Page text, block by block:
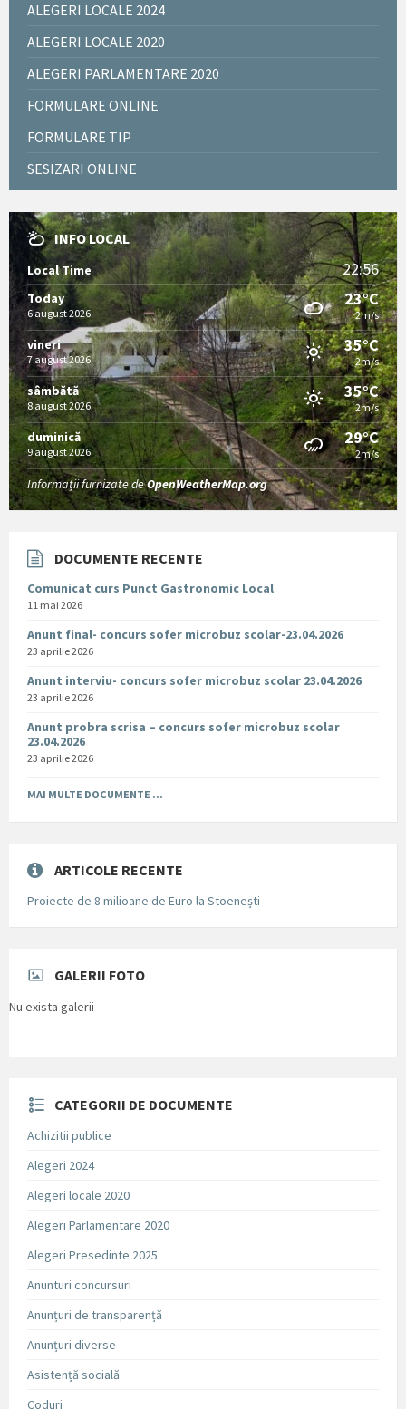
ALEGERI LOCALE 2024
ALEGERI LOCALE 2020
ALEGERI PARLAMENTARE 2020
FORMULARE ONLINE
FORMULARE TIP
SESIZARI ONLINE
INFO LOCAL
Local Time 22:56
Today
6 august 2026
23°C
2m/s
vineri
7 august 2026
35°C
2m/s
sâmbătă
8 august 2026
35°C
2m/s
duminică
9 august 2026
29°C
2m/s
Informații furnizate deOpenWeatherMap.org
DOCUMENTE RECENTE
Comunicat curs Punct Gastronomic Local
11 mai 2026
Anunt final- concurs sofer microbuz scolar-23.04.2026
23 aprilie 2026
Anunt interviu- concurs sofer microbuz scolar 23.04.2026
23 aprilie 2026
Anunt probra scrisa – concurs sofer microbuz scolar
23.04.2026
23 aprilie 2026
MAI MULTE DOCUMENTE ...
ARTICOLE RECENTE
Proiecte de 8 milioane de Euro la Stoenești
GALERII FOTO
Nu exista galerii
CATEGORII DE DOCUMENTE
Achizitii publice
Alegeri 2024
Alegeri locale 2020
Alegeri Parlamentare 2020
Alegeri Presedinte 2025
Anunturi concursuri
Anunțuri de transparență
Anunțuri diverse
Asistență socială
Coduri